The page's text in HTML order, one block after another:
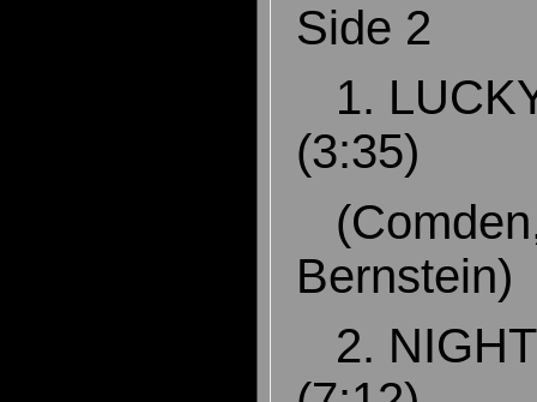
Side 2
1.
(3:35)
2.